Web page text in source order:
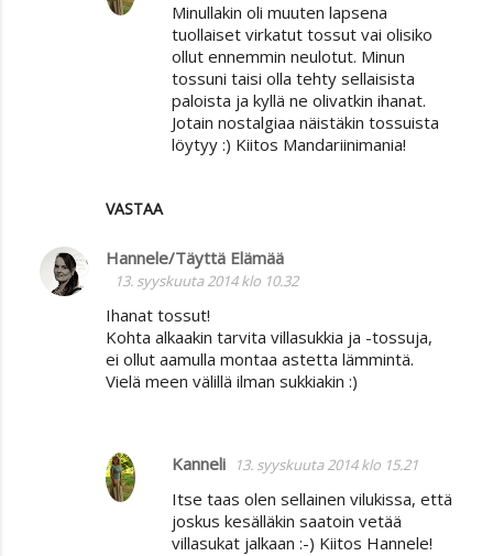
VASTAA
Minullakin oli muuten lapsena
tuollaiset virkatut tossut vai olisiko
ollut ennemmin neulotut. Minun
tossuni taisi olla tehty sellaisista
paloista ja kyllä ne olivatkin ihanat.
Jotain nostalgiaa näistäkin tossuista
löytyy :) Kiitos Mandariinimania!
Hannele/Täyttä Elämää
13. syyskuuta 2014 klo 10.32
Ihanat tossut!
Kohta alkaakin tarvita villasukkia ja -tossuja,
ei ollut aamulla montaa astetta lämmintä.
Vielä meen välillä ilman sukkiakin :)
Kanneli 13. syyskuuta 2014 klo 15.21
Itse taas olen sellainen vilukissa, että
joskus kesälläkin saatoin vetää
villasukat jalkaan :-) Kiitos Hannele!